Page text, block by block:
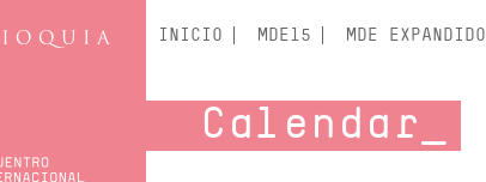
INICIO MDE15 MDE EXPANDIDO
Calendar
5:00 am